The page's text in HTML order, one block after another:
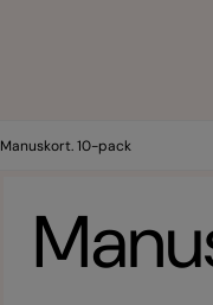
Manuskort. 10-pack